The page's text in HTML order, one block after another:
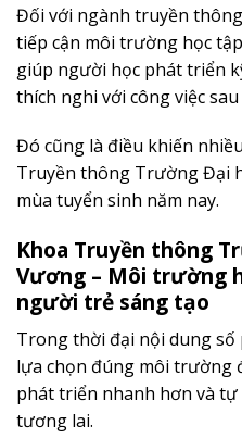
Đối với ngành truyền
tiếp cận môi trường học
giúp người học phát triển
thích nghi với công việc sau
Đó cũng là điều khiến
Truyền thông Trường Đại
mùa tuyển sinh năm nay.
Khoa Truyền thông
Vương – Môi trường
người trẻ sáng tạo
Trong thời đại nội dung số
lựa chọn đúng môi trường
phát triển nhanh hơn và
tương lai.